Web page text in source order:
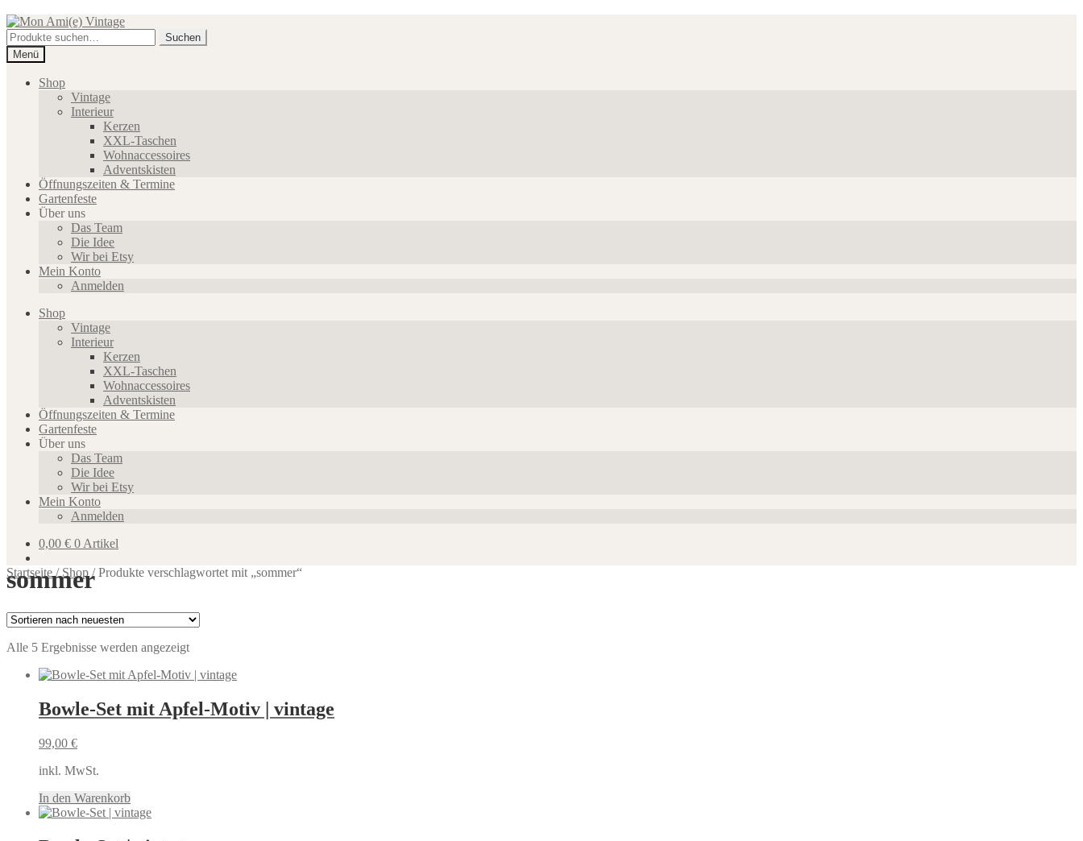
Zur
Navigation
springen
Zum
Inhalt
springen
Suche
nach:
Suchen
Menü
Shop
Vintage
Interieur
Kerzen
XXL-Taschen
Wohnaccessoires
Adventskisten
Öffnungszeiten & Termine
Gartenfeste
Über uns
Das Team
Die Idee
Wir bei Etsy
Mein Konto
Anmelden
Shop
Vintage
Interieur
Kerzen
XXL-Taschen
Wohnaccessoires
Adventskisten
Öffnungszeiten & Termine
Gartenfeste
Über uns
Das Team
Die Idee
Wir bei Etsy
Mein Konto
Anmelden
0,00 € 0 Artikel
Startseite / Shop /Produkte verschlagwortet mit „sommer“
sommer
Alle 5 Ergebnisse werden angezeigtNach
sortiert
Bowle-Set mit Apfel-Motiv | vintage
99,00 €
inkl. MwSt.
In den Warenkorb